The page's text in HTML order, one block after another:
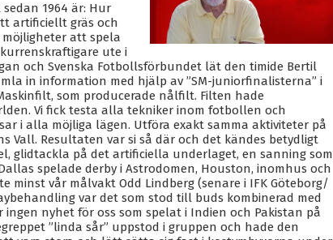
1964 är: Hur
artificiellt gräs och
att spela
ute i
och Svenska Fotbollsförbundet lät den timide Bertil
in information med hjälp av ”SM-juniorfinalisterna” i
som producerade nålfilt. Filten hade
Vi fick testa alla tekniker inom fotbollen och
i alla möjliga lägen. Utföra exakt samma aktiviteter på
Vall. Resultaten var si så där och det kändes betydligt
glidtackla på det artificiella underlaget, en sanning som
spelade derby i Astrodomen, Houston, inomhus och
minst vår målvakt Odd Lindberg (senare i IFK Göteborg/
var det som stod till buds kombinerad med
ingen nyhet för oss som spelat i Indien och Pakistan på
”linda sår” uppstod i gruppen och hade den